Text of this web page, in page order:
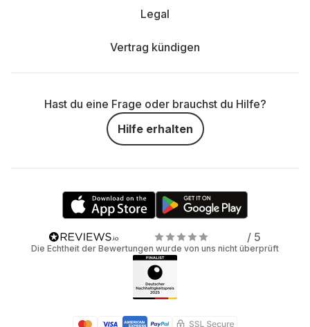
Legal
Vertrag kündigen
Hast du eine Frage oder brauchst du Hilfe?
Hilfe erhalten
/ 5
Die Echtheit der Bewertungen wurde von uns nicht überprüft